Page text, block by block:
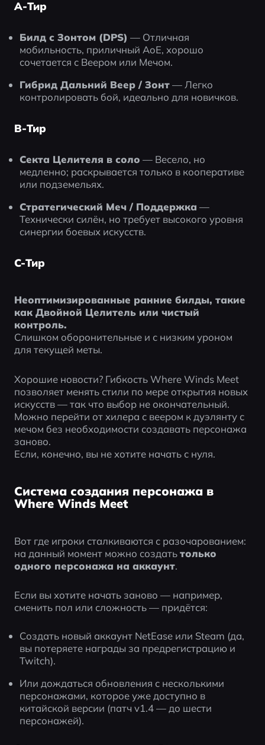
A-Тир
Билд с Зонтом (DPS) — Отличная
мобильность, приличный AoE, хорошо
сочетается с Веером или Мечом.
Гибрид Дальний Веер / Зонт — Легко
контролировать бой, идеально для новичков.
B-Тир
Секта Целителя в соло — Весело, но
медленно; раскрывается только в кооперативе
или подземельях.
Стратегический Меч / Поддержка —
Технически силён, но требует высокого уровня
синергии боевых искусств.
C-Тир
Неоптимизированные ранние билды, такие
как Двойной Целитель или чистый
контроль.
Слишком оборонительные и с низким уроном
для текущей меты.
Хорошие новости? Гибкость Where Winds Meet
позволяет менять стили по мере открытия новых
искусств — так что выбор не окончательный.
Можно перейти от хилера с веером к дуэлянту с
мечом без необходимости создавать персонажа
заново.
Если, конечно, вы не хотите начать с нуля.
Система создания персонажа в
Where Winds Meet
Вот где игроки сталкиваются с разочарованием:
на данный момент можно создать только
одного персонажа на аккаунт.
Если вы хотите начать заново — например,
сменить пол или сложность — придётся:
Создать новый аккаунт NetEase или Steam (да,
вы потеряете награды за предрегистрацию и
Twitch).
Или дождаться обновления с несколькими
персонажами, которое уже доступно в
китайской версии (патч v1.4 — до шести
персонажей).